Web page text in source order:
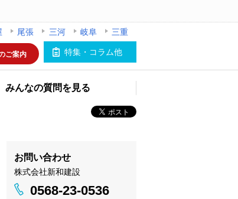
尾張 三河 岐阜
三重
特集・コラム他
ご案内
みんなの質問を見る
お問い合わせ
株式会社新和建設
0568-23-0536